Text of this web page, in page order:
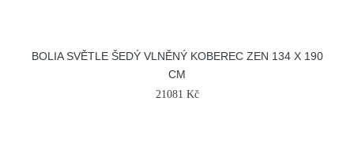
BOLIA SVĚTLE ŠEDÝ VLNĚNÝ KOBEREC ZEN 134 X 190
CM
21081 Kč